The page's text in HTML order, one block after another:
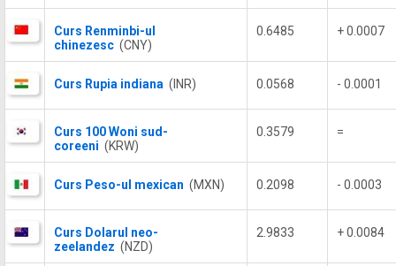
Curs Renminbi-ul
chinezesc (CNY)
0.6485 + 0.0007
Curs Rupia indiana (INR) 0.0568 - 0.0001
Curs 100 Woni sud-
coreeni (KRW)
0.3579 =
Curs Peso-ul mexican (MXN) 0.2098 - 0.0003
Curs Dolarul neo-
zeelandez (NZD)
2.9833 + 0.0084